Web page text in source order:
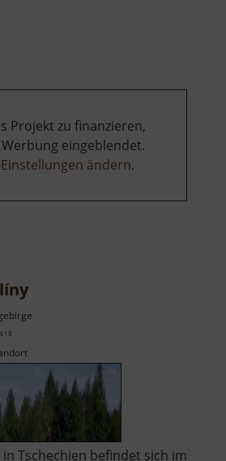
Projekt zu finanzieren,
eingeblendet.
ändern.
in Tschechien befindet sich im